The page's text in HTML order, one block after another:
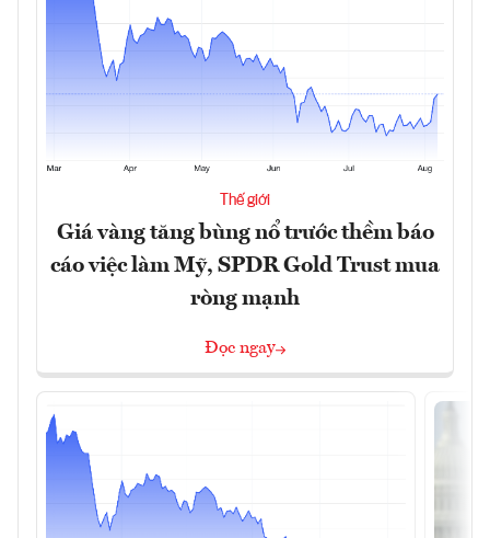
Thế giới
Giá vàng tăng bùng nổ trước thềm báo
cáo việc làm Mỹ, SPDR Gold Trust mua
ròng mạnh
Đọc ngay